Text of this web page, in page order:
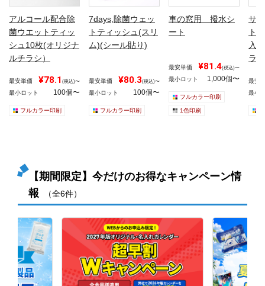
アルコール配合除
菌ウエットティッ
シュ10枚(オリジナ
ルチラシ）
最安単価 ¥78.1 (税込)〜
最小ロット 100個〜
フルカラー印刷
7days,除菌ウェッ
トティッシュ(スリ
ム)(シール貼り)
最安単価 ¥80.3(税込)〜
最小ロット 100個〜
フルカラー印刷
車の窓用 撥水シ
ート
最安単価 ¥81.4(税込)〜
最小ロット 1,000個〜
フルカラー印刷
1色印刷
サ
ト
入
ラ
最安
最小
【期間限定】今だけのお得なキャンペーン情
報
（全6件）